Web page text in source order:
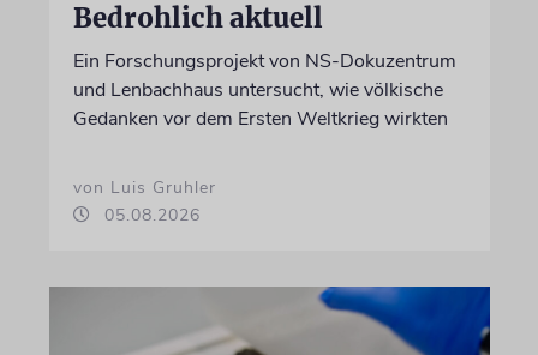
Bedrohlich aktuell
Ein Forschungsprojekt von NS-Dokuzentrum
und Lenbachhaus untersucht, wie völkische
Gedanken vor dem Ersten Weltkrieg wirkten
von Luis Gruhler
05.08.2026